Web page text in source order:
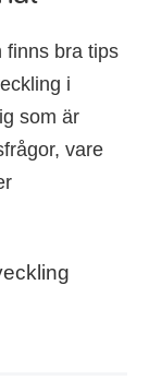
finns bra tips
i
som är
vare